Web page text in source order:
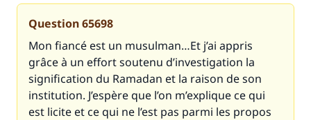
Question65698
Mon fiancé est un musulman…Et j’ai appris
grâce à un effort soutenu d’investigation la
signification du Ramadan et la raison de son
institution. J’espère que l’on m’explique ce qui
est licite et ce qui ne l’est pas parmi les propos